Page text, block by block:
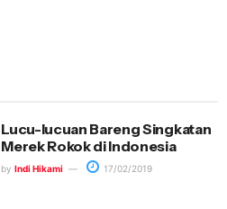
Lucu-lucuan Bareng Singkatan
Merek Rokok di Indonesia
by Indi Hikami 17/02/2019